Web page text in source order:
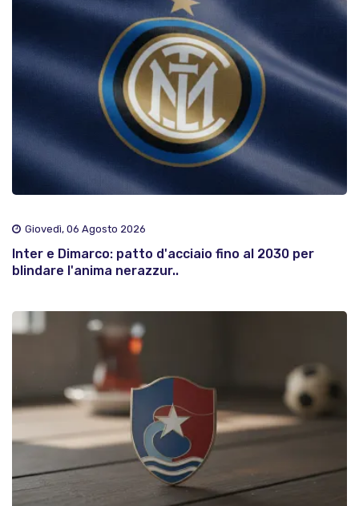
Giovedì, 06 Agosto 2026
Inter e Dimarco: patto d'acciaio fino al 2030 per
blindare l'anima nerazzur..